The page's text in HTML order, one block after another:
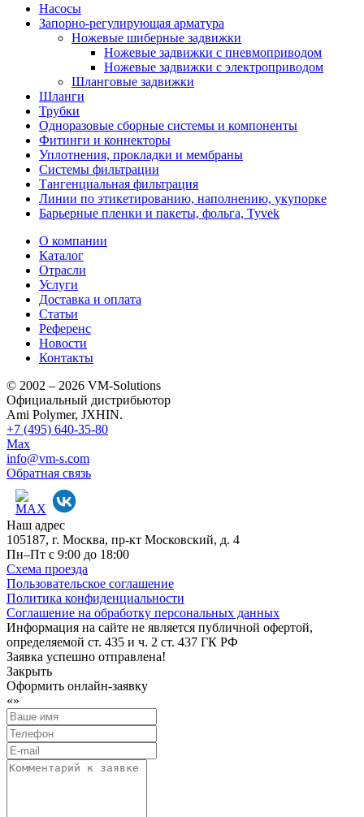
Насосы
Запорно-регулирующая арматура
Ножевые шиберные задвижки
Ножевые задвижки с пневмоприводом
Ножевые задвижки с электроприводом
Шланговые задвижки
Шланги
Трубки
Одноразовые сборные системы и компоненты
Фитинги и коннекторы
Уплотнения, прокладки и мембраны
Системы фильтрации
Тангенциальная фильтрация
Линии по этикетированию, наполнению, укупорке
Барьерные пленки и пакеты, фольга, Tyvek
О компании
Каталог
Отрасли
Услуги
Доставка и оплата
Статьи
Референс
Новости
Контакты
© 2002 – 2026 VM-Solutions
Официальный дистрибьютор
Ami Polymer, JXHIN.
+7 (495) 640-35-80
Max
info@vm-s.com
Обратная связь
Наш адрес
105187, г. Москва, пр-кт Московский, д. 4
Пн–Пт с 9:00 до 18:00
Схема проезда
Пользовательское соглашение
Политика конфиденциальности
Соглашение на обработку персональных данных
Информация на сайте не является публичной офертой,
определяемой ст. 435 и ч. 2 ст. 437 ГК РФ
Заявка успешно отправлена!
Закрыть
Оформить онлайн-заявку
«»